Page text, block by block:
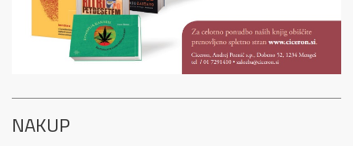
NAKUP